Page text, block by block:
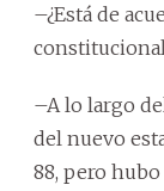
–¿Está de
–A lo largo
del nuevo
88, pero